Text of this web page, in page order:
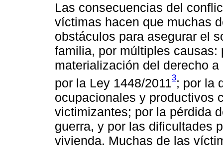
Las consecuencias del
víctimas hacen que muchas
obstáculos para asegurar el
familia, por múltiples causas:
materialización del derecho
por la Ley 1448/20113; por la
ocupacionales y productivos
victimizantes; por la pérdida
guerra, y por las dificultades
vivienda. Muchas de las